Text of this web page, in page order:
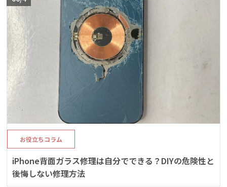
お役立ちコラム
iPhone背面ガラス修理は自分でできる？DIYの危険性と
後悔しない修理方法